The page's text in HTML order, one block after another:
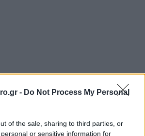
- Do Not Process My Personal
of the sale, sharing to third parties, or
or sensitive information for